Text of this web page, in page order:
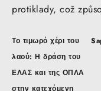
protiklady, což
Post
navigation
Το τιμωρό χέρι του
λαού: Η δράση του
ΕΛΑΣ και της ΟΠΛΑ
στην κατεχόμενη